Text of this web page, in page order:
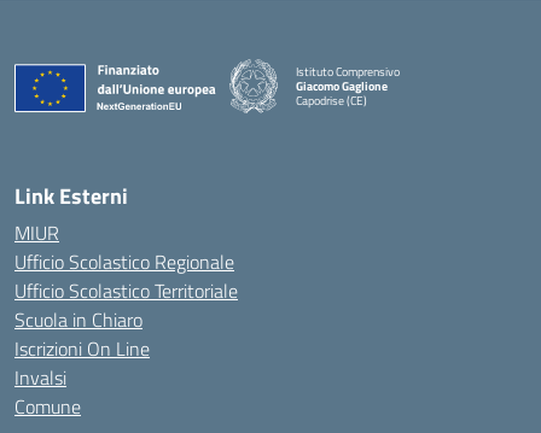
Istituto Comprensivo
Giacomo Gaglione
Capodrise (CE)
— Visita la pagina iniziale della scuola
Link Esterni
MIUR
Ufficio Scolastico Regionale
Ufficio Scolastico Territoriale
Scuola in Chiaro
Iscrizioni On Line
Invalsi
Comune